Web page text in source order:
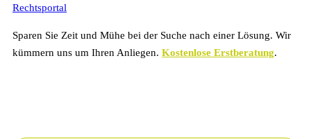
Sparen Sie Zeit und Mühe bei der Suche nach einer Lösung. Wir
kümmern uns um Ihren Anliegen. Kostenlose Erstberatung.